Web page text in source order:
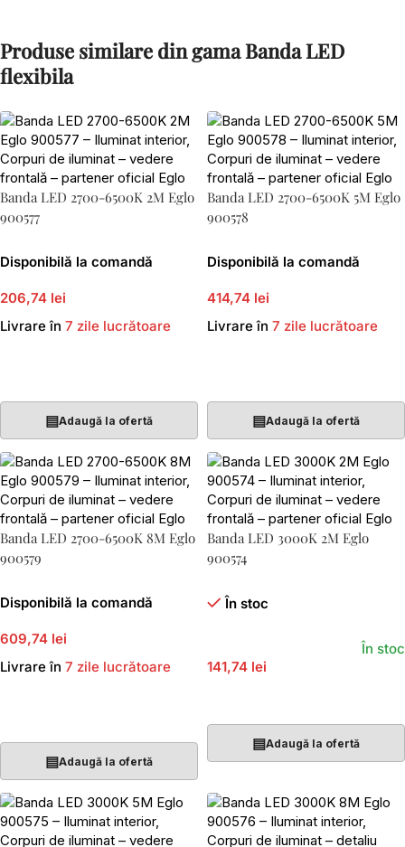
Produse similare din gama Banda LED
flexibila
Banda LED 2700-6500K 2M Eglo
900577
Disponibilă la comandă
206,74 lei
Livrare în 7 zile lucrătoare
▤Adaugă la ofertă
Banda LED 2700-6500K 5M Eglo
900578
Disponibilă la comandă
414,74 lei
Livrare în 7 zile lucrătoare
▤Adaugă la ofertă
Banda LED 2700-6500K 8M Eglo
900579
Disponibilă la comandă
609,74 lei
Livrare în 7 zile lucrătoare
▤Adaugă la ofertă
Banda LED 3000K 2M Eglo
900574
În stoc
141,74 lei
În stoc
▤Adaugă la ofertă